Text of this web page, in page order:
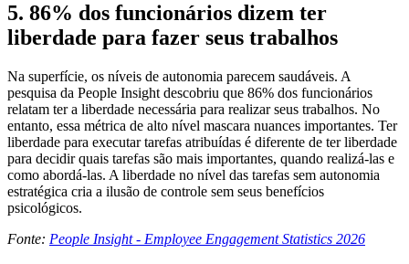
5. 86% dos funcionários dizem ter
liberdade para fazer seus trabalhos
Na superfície, os níveis de autonomia parecem saudáveis. A
pesquisa da People Insight descobriu que 86% dos funcionários
relatam ter a liberdade necessária para realizar seus trabalhos. No
entanto, essa métrica de alto nível mascara nuances importantes. Ter
liberdade para executar tarefas atribuídas é diferente de ter liberdade
para decidir quais tarefas são mais importantes, quando realizá-las e
como abordá-las. A liberdade no nível das tarefas sem autonomia
estratégica cria a ilusão de controle sem seus benefícios
psicológicos.
Fonte: People Insight - Employee Engagement Statistics 2026